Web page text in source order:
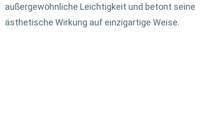
außergewöhnliche Leichtigkeit und betont seine
ästhetische Wirkung auf einzigartige Weise.